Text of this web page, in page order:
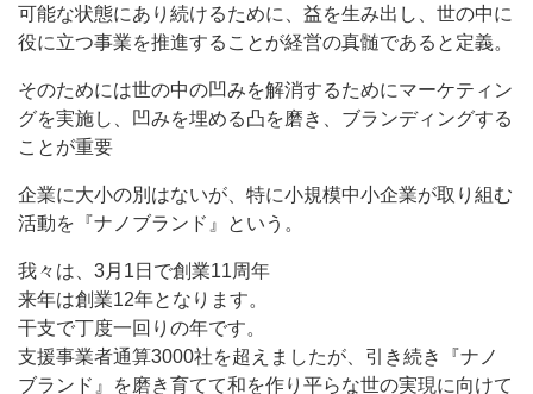
可能な状態にあり続けるために、益を生み出し、世の中に
役に立つ事業を推進することが経営の真髄であると定義。
そのためには世の中の凹みを解消するためにマーケティン
グを実施し、凹みを埋める凸を磨き、ブランディングする
ことが重要
企業に大小の別はないが、特に小規模中小企業が取り組む
活動を『ナノブランド』という。
我々は、3月1日で創業11周年
来年は創業12年となります。
干支で丁度一回りの年です。
支援事業者通算3000社を超えましたが、引き続き『ナノ
ブランド』を磨き育てて和を作り平らな世の実現に向けて